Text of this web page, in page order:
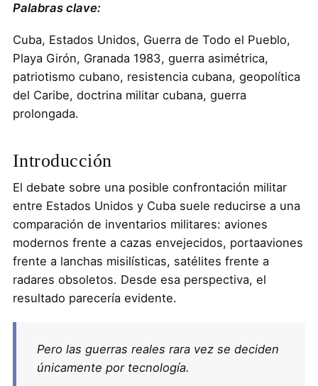
Palabras clave:
Cuba, Estados Unidos, Guerra de Todo el Pueblo,
Playa Girón, Granada 1983, guerra asimétrica,
patriotismo cubano, resistencia cubana, geopolítica
del Caribe, doctrina militar cubana, guerra
prolongada.
Introducción
El debate sobre una posible confrontación militar
entre Estados Unidos y Cuba suele reducirse a una
comparación de inventarios militares: aviones
modernos frente a cazas envejecidos, portaaviones
frente a lanchas misilísticas, satélites frente a
radares obsoletos. Desde esa perspectiva, el
resultado parecería evidente.
Pero las guerras reales rara vez se deciden
únicamente por tecnología.